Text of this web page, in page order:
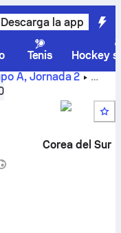
Descarga la app
Tenis
Hockey
A, Jornada 2
H2H,
directo
Corea del Sur